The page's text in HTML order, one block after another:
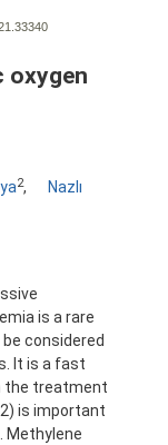
oxygen
2,
Nazlı
is a rare
considered
It is a fast
the treatment
is important
Methylene